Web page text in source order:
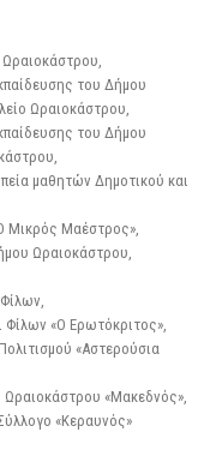
του Δήμου
Ωραιοκάστρου,
του Δήμου
μαθητών Δημοτικού και
Μικρός Μαέστρος»,
Ωραιοκάστρου,
«Ο Ερωτόκριτος»,
«Αστερούσια
Ωραιοκάστρου «Μακεδνός»,
«Κεραυνός»